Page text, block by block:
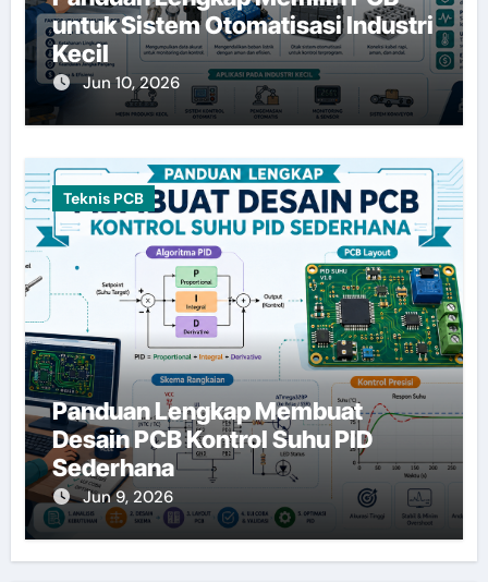
untuk Sistem Otomatisasi Industri
Kecil
Jun 10, 2026
Teknis PCB
Panduan Lengkap Membuat
Desain PCB Kontrol Suhu PID
Sederhana
Jun 9, 2026